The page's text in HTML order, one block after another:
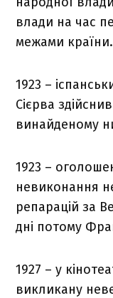
влади на час
межами країни.
1923 –
Сієрва
винайденому
1923 –
невиконання
репарацій за
дні потому
1927 – у
викликану